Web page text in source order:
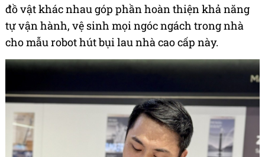
đồ vật khác nhau góp phần hoàn thiện khả năng
tự vận hành, vệ sinh mọi ngóc ngách trong nhà
cho mẫu robot hút bụi lau nhà cao cấp này.